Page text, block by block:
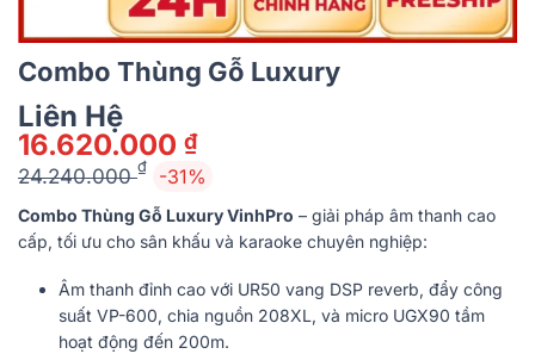
Combo Thùng Gỗ Luxury
24.240.000₫ -31%
Giá
gốc
là:
24.240.000 ₫.
16.620.000 ₫
Giá
hiện
tại
là:
16.620.000 ₫.
Liên Hệ
Combo Thùng Gỗ Luxury VinhPro – giải pháp âm thanh cao
cấp, tối ưu cho sân khấu và karaoke chuyên nghiệp:
Âm thanh đỉnh cao với UR50 vang DSP reverb, đẩy công
suất VP-600, chia nguồn 208XL, và micro UGX90 tầm
hoạt động đến 200m.